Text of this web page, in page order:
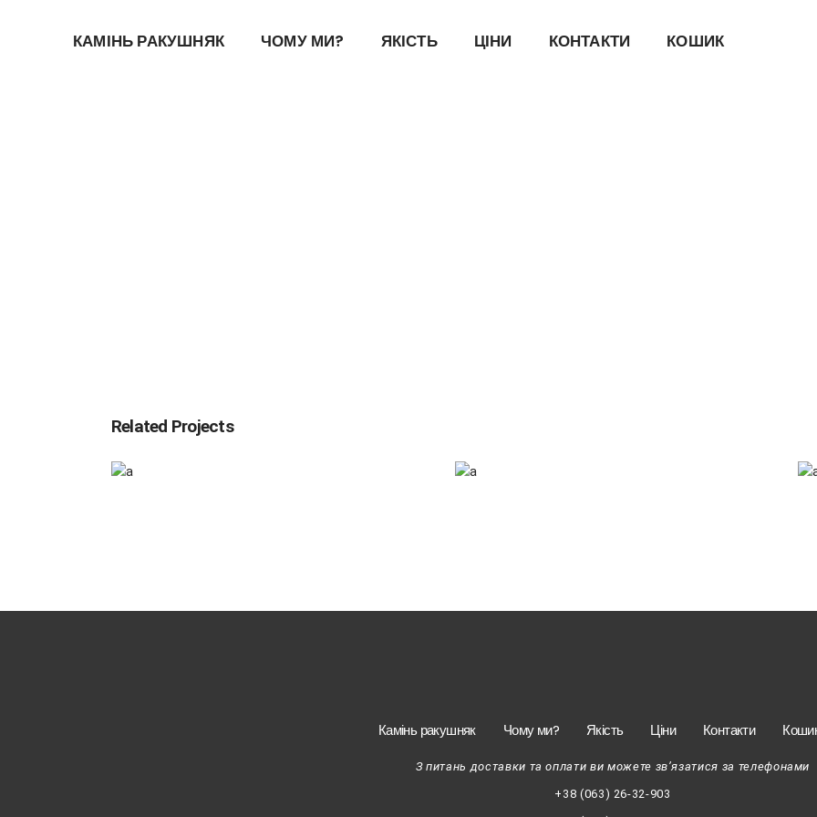
КАМІНЬ РАКУШНЯК ЧОМУ МИ? ЯКІСТЬ ЦІНИ КОНТАКТИ КОШИК
Related Projects
Камінь ракушняк Чому ми? Якість Ціни Контакти
З питань доставки та оплати ви можете зв’язатися за телефонами
+38 (063) 26-32-903